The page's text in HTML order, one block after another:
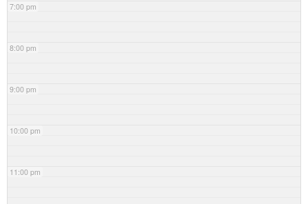
7:00 pm
8:00 pm
9:00 pm
10:00 pm
11:00 pm